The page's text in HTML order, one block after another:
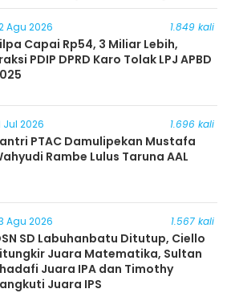
Agu 2026 1.849 kali
Capai Rp54, 3 Miliar Lebih,
PDIP DPRD Karo Tolak LPJ APBD
Jul 2026 1.696 kali
PTAC Damulipekan Mustafa
Rambe Lulus Taruna AAL
Agu 2026 1.567 kali
SD Labuhanbatu Ditutup, Ciello
Juara Matematika, Sultan
Juara IPA dan Timothy
Juara IPS